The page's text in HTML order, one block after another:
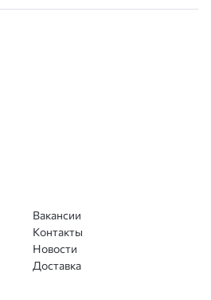
Вакансии
Контакты
Новости
Доставка